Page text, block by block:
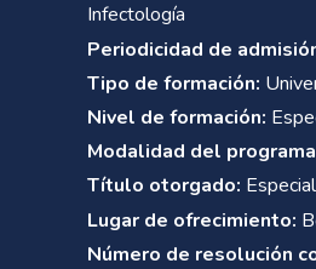
Infectología
Periodicidad de
Tipo de formación:
Nivel de formación:
Modalidad del
Título otorgado:
Lugar de ofrecimiento:
Número de resolución